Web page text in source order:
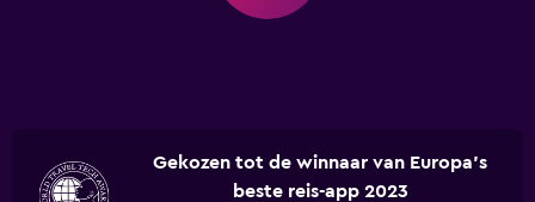
Gekozen tot de winnaar van Europa's
beste reis-app 2023